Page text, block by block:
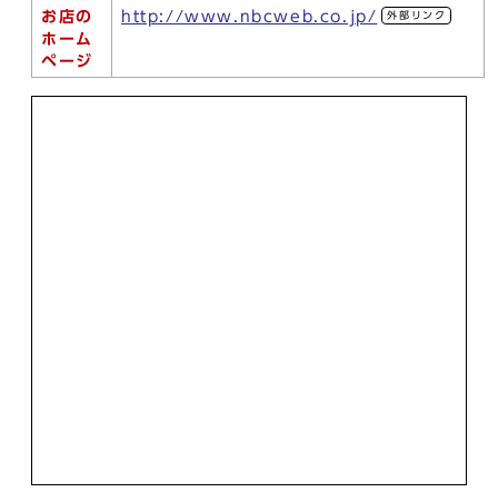
お店の
ホーム
ページ
http://www.nbcweb.co.jp/ 外部リンク